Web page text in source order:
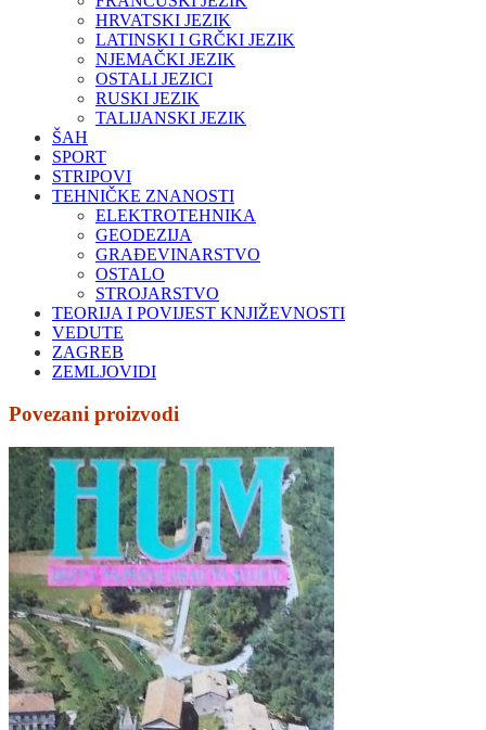
HRVATSKI JEZIK
LATINSKI I GRČKI JEZIK
NJEMAČKI JEZIK
OSTALI JEZICI
RUSKI JEZIK
TALIJANSKI JEZIK
ŠAH
SPORT
STRIPOVI
TEHNIČKE ZNANOSTI
ELEKTROTEHNIKA
GEODEZIJA
GRAĐEVINARSTVO
OSTALO
STROJARSTVO
TEORIJA I POVIJEST KNJIŽEVNOSTI
VEDUTE
ZAGREB
ZEMLJOVIDI
Povezani proizvodi